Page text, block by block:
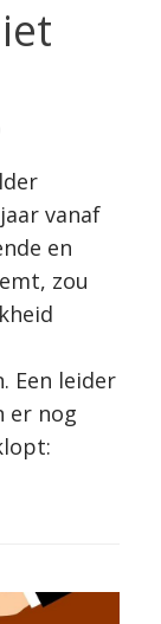
vanaf
en
zou
Een leider
er nog